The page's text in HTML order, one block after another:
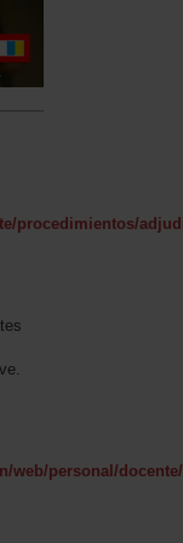
procedimientos/
personal/